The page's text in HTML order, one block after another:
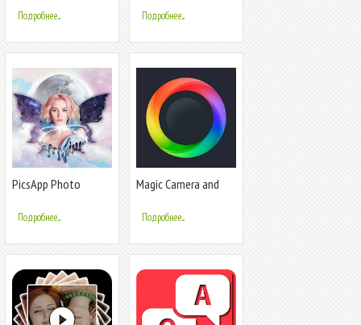
экспозиции
Подробнее...
Editor
Подробнее...
PicsApp Photo
Фоторедактор для
фото,эмодзи
Подробнее...
Magic Camera and
Подробнее...